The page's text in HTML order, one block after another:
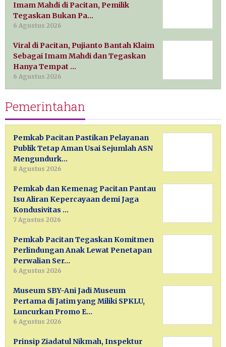
Imam Mahdi di Pacitan, Pemilik
Tegaskan Bukan Pa…
6 Agustus 2026
Viral di Pacitan, Pujianto Bantah Klaim
Sebagai Imam Mahdi dan Tegaskan
Hanya Tempat …
6 Agustus 2026
Pemerintahan
Pemkab Pacitan Pastikan Pelayanan
Publik Tetap Aman Usai Sejumlah ASN
Mengundurk…
8 Agustus 2026
Pemkab dan Kemenag Pacitan Pantau
Isu Aliran Kepercayaan demi Jaga
Kondusivitas …
7 Agustus 2026
Pemkab Pacitan Tegaskan Komitmen
Perlindungan Anak Lewat Penetapan
Perwalian Ser…
6 Agustus 2026
Museum SBY-Ani Jadi Museum
Pertama di Jatim yang Miliki SPKLU,
Luncurkan Promo E…
6 Agustus 2026
Prinsip Ziadatul Nikmah, Inspektur